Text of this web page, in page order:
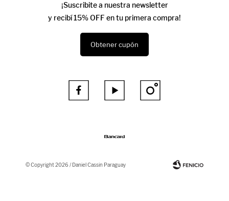
¡Suscribite a nuestra newsletter
y recibí 15% OFF en tu primera compra!
Obtener cupón
  
© Copyright 2026 / Daniel Cassin Paraguay